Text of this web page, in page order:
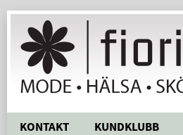
KONTAKT KUNDKLUBB